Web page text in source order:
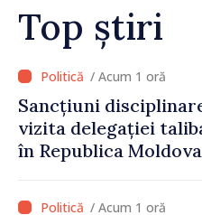
Top știri
/ Acum 7 minute
Adunarea Populară a
Găgăuziei trebuie să
mandat deplin.
libere și corecte””
/ Acum 1 oră